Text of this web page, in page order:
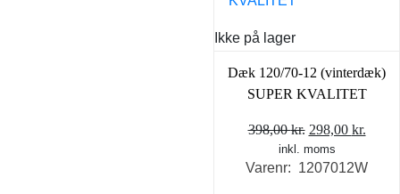
Ikke på lager
Dæk 120/70-12 (vinterdæk)
SUPER KVALITET
398,00kr. Den
oprindelige
pris
298,00 kr.Den
pris
inkl. moms
Varenr: 1207012W